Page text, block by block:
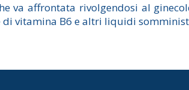
va affrontata rivolgendosi al
vitamina B6 e altri liquidi